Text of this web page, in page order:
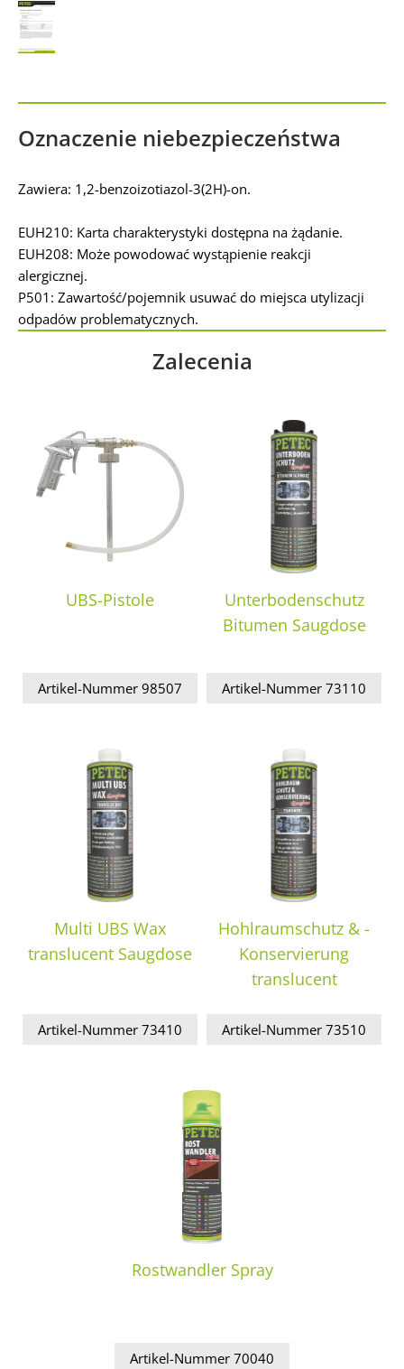
Oznaczenie niebezpieczeństwa
Zawiera: 1,2-benzoizotiazol-3(2H)-on.
EUH210: Karta charakterystyki dostępna na żądanie.
EUH208: Może powodować wystąpienie reakcji
alergicznej.
P501: Zawartość/pojemnik usuwać do miejsca utylizacji
odpadów problematycznych.
Zalecenia
UBS-Pistole
Artikel-Nummer 98507
Unterbodenschutz
Bitumen Saugdose
Artikel-Nummer 73110
Multi UBS Wax
translucent Saugdose
Artikel-Nummer 73410
Hohlraumschutz & -
Konservierung
translucent
Artikel-Nummer 73510
Rostwandler Spray
Artikel-Nummer 70040